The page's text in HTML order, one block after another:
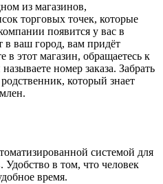
из магазинов,
торговых точек, которые
появится у вас в
в ваш город, вам придёт
этот магазин, обращаетесь к
номер заказа. Забрать
который знает
системой для
Удобство в том, что человек
время.